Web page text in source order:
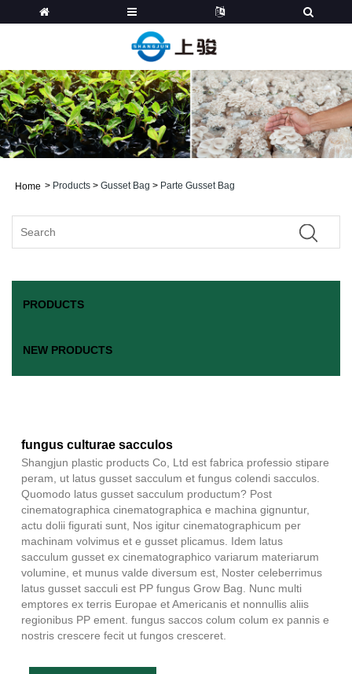
Home > Products > Gusset Bag > Parte Gusset Bag
PRODUCTS
NEW PRODUCTS
fungus culturae sacculos
Shangjun plastic products Co, Ltd est fabrica professio stipare
peram, ut latus gusset sacculum et fungus colendi sacculos.
Quomodo latus gusset sacculum productum? Post
cinematographica cinematographica e machina gignuntur,
actu dolii figurati sunt, Nos igitur cinematographicum per
machinam volvimus et e gusset plicamus. Idem latus
sacculum gusset ex cinematographico variarum materiarum
volumine, et munus valde diversum est, Noster celeberrimus
latus gusset sacculi est PP fungus Grow Bag. Nunc multi
emptores ex terris Europae et Americanis et nonnullis aliis
regionibus PP ement. fungus saccos colum colum ex pannis e
nostris crescere fecit ut fungos cresceret.